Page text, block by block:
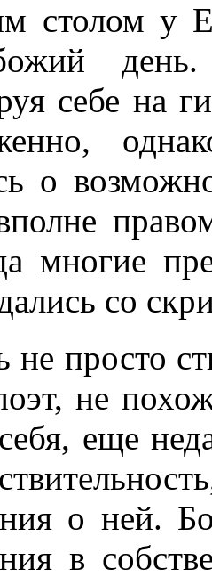
столом у
себе на
о
многие
со
не просто
не
еще
о ней.
в